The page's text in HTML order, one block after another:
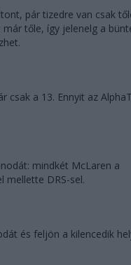
pár tizedre van csak
tőle, így jelenelg a
csak a 13. Ennyit az
mindkét McLaren a
mellette DRS-sel.
és feljön a kilencedik